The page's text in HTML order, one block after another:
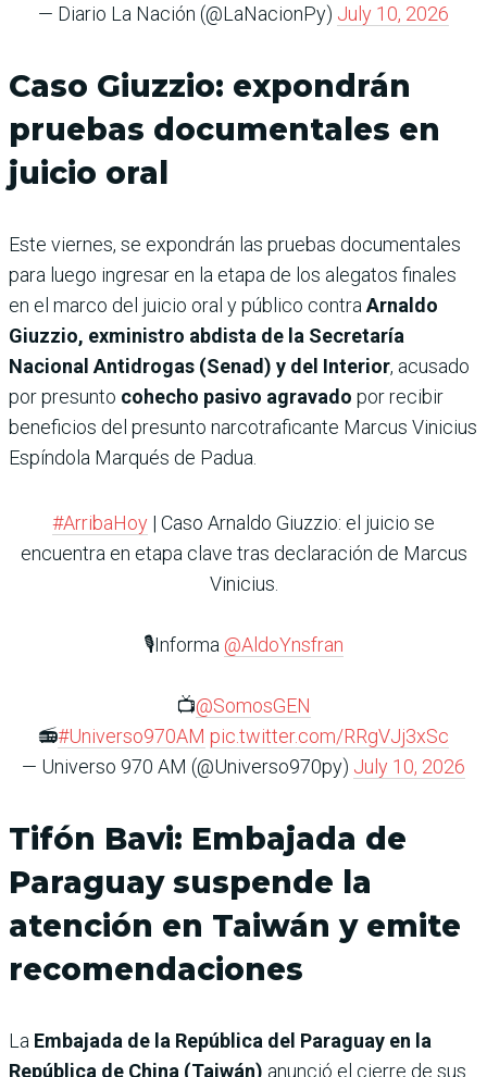
— Diario La Nación (@LaNacionPy) July 10, 2026
Caso Giuzzio: expondrán
pruebas documentales en
juicio oral
Este viernes, se expondrán las pruebas documentales
para luego ingresar en la etapa de los alegatos finales
en el marco del juicio oral y público contra Arnaldo
Giuzzio, exministro abdista de la Secretaría
Nacional Antidrogas (Senad) y del Interior, acusado
por pre­sunto cohecho pasivo agra­vado por recibir
beneficios del presunto narcotraficante Marcus Vinicius
Espíndola Marqués de Padua.
#ArribaHoy | Caso Arnaldo Giuzzio: el juicio se
encuentra en etapa clave tras declaración de Marcus
Vinicius.
🎙️Informa @AldoYnsfran
📺@SomosGEN
📻#Universo970AM pic.twitter.com/RRgVJj3xSc
— Universo 970 AM (@Universo970py) July 10, 2026
Tifón Bavi: Embajada de
Paraguay suspende la
atención en Taiwán y emite
recomendaciones
La Embajada de la República del Paraguay en la
República de China (Taiwán) anunció el cierre de sus